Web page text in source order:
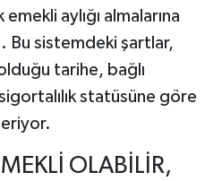
aylığı almalarına
Bu sistemdeki şartlar,
tarihe, bağlı
statüsüne göre
OLABİLİR,